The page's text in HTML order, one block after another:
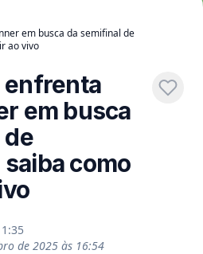
em busca da semifinal de
ao vivo
enfrenta
em busca
de
como
de 2025 às 16:54